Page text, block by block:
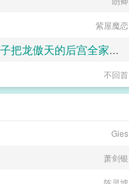
紫屋魔恋
痴肥猥琐的假儿子把龙傲天的后宫全家桶全部肏翻成性奴
不知火钝刀飞雪
不回首
Gies
萧剑银